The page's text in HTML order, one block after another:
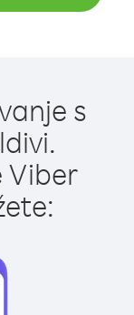
s
Viber